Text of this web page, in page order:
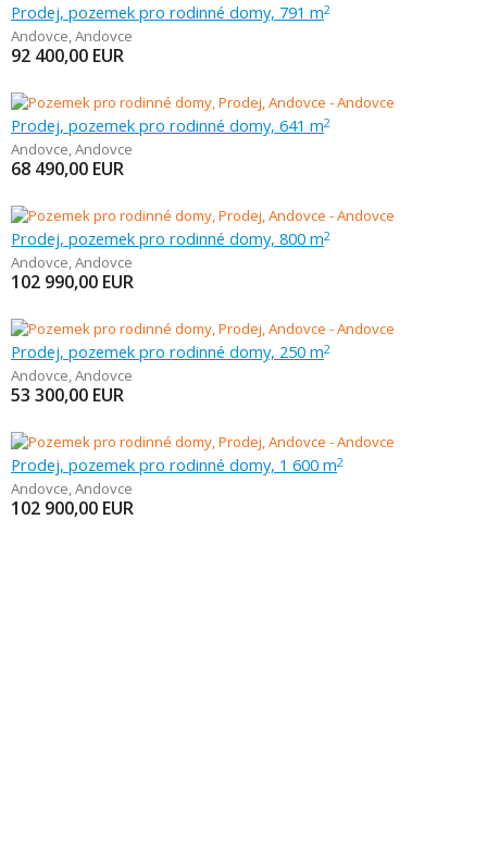
Prodej, pozemek pro rodinné domy, 791 m2
Andovce,Andovce
92 400,00 EUR
Prodej, pozemek pro rodinné domy, 641 m2
Andovce,Andovce
68 490,00 EUR
Prodej, pozemek pro rodinné domy, 800 m2
Andovce,Andovce
102 990,00 EUR
Prodej, pozemek pro rodinné domy, 250 m2
Andovce,Andovce
53 300,00 EUR
Prodej, pozemek pro rodinné domy, 1 600 m2
Andovce,Andovce
102 900,00 EUR